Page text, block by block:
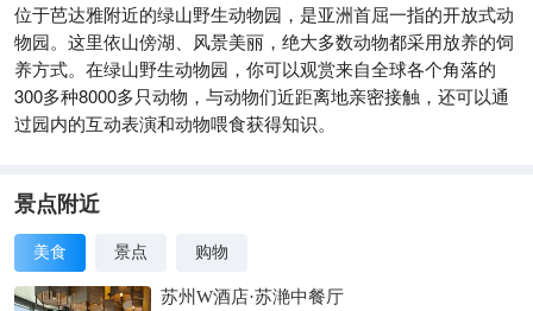
位于芭达雅附近的绿山野生动物园，是亚洲首屈一指的开放式动
物园。这里依山傍湖、风景美丽，绝大多数动物都采用放养的饲
养方式。在绿山野生动物园，你可以观赏来自全球各个角落的
300多种8000多只动物，与动物们近距离地亲密接触，还可以通
过园内的互动表演和动物喂食获得知识。
景点附近
美食 景点 购物
苏州W酒店·苏滟中餐厅